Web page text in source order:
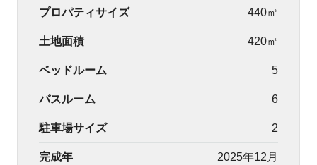
プロパティサイズ 440㎡
土地面積 420㎡
ベッドルーム 5
バスルーム 6
駐車場サイズ 2
完成年 2025年12月